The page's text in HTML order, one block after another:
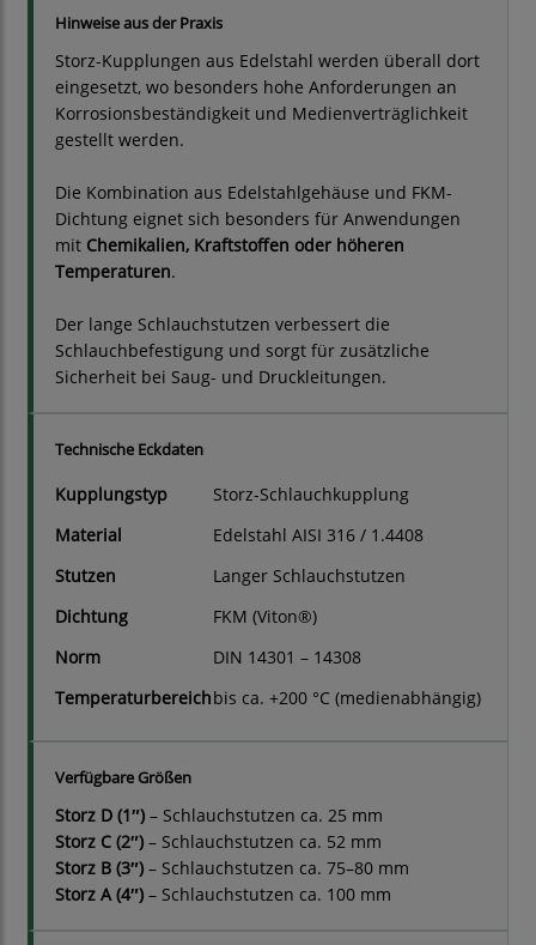
Hinweise aus der Praxis
Storz-Kupplungen aus Edelstahl werden überall dort
eingesetzt, wo besonders hohe Anforderungen an
Korrosionsbeständigkeit und Medienverträglichkeit
gestellt werden.
Die Kombination aus Edelstahlgehäuse und FKM-
Dichtung eignet sich besonders für Anwendungen
mit Chemikalien, Kraftstoffen oder höheren
Temperaturen.
Der lange Schlauchstutzen verbessert die
Schlauchbefestigung und sorgt für zusätzliche
Sicherheit bei Saug- und Druckleitungen.
Technische Eckdaten
Kupplungstyp
Storz-Schlauchkupplung
Material
Edelstahl AISI 316 / 1.4408
Stutzen
Langer Schlauchstutzen
Dichtung
FKM (Viton®)
Norm
DIN 14301 – 14308
Temperaturbereichbis ca. +200 °C (medienabhängig)
Verfügbare Größen
Storz D (1″) – Schlauchstutzen ca. 25 mm
Storz C (2″) – Schlauchstutzen ca. 52 mm
Storz B (3″) – Schlauchstutzen ca. 75–80 mm
Storz A (4″) – Schlauchstutzen ca. 100 mm